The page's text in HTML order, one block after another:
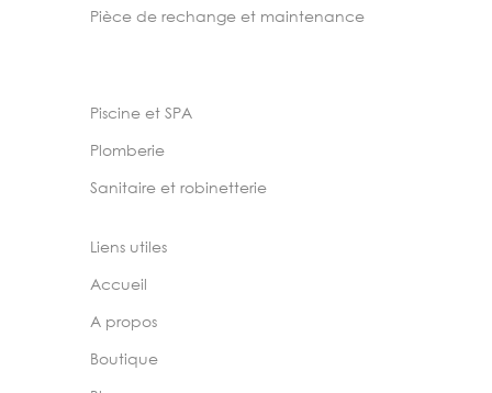
Pièce de rechange et maintenance
Piscine et SPA
Plomberie
Sanitaire et robinetterie
Liens utiles
Accueil
A propos
Boutique